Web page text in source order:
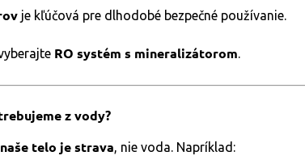
je kľúčová pre dlhodobé bezpečné používanie.
RO systém s mineralizátorom.
z vody?
telo je strava, nie voda. Napríklad: